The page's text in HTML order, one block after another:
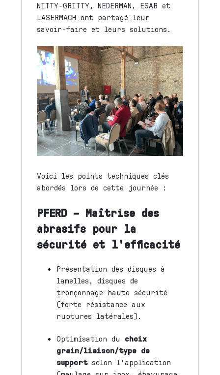
NITTY-GRITTY, NEDERMAN, ESAB et
LASERMACH ont partagé leur
savoir-faire et leurs solutions.
Voici les points techniques clés
abordés lors de cette journée :
PFERD – Maîtrise des
abrasifs pour la
sécurité et l'efficacité
Présentation des disques à
lamelles, disques de
tronçonnage haute sécurité
(forte résistance aux
ruptures latérales).
Optimisation du choix
grain/liaison/type de
supportselon l'application